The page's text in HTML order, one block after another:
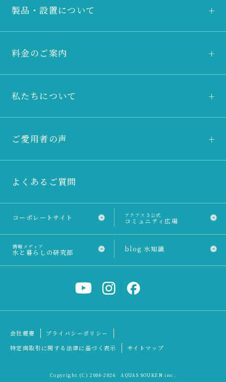
製品・設置について
料金のご案内
私たちについて
ご愛用者の声
よくあるご質問
コーポレートサイト アクアス５公式
コミュニティ広場
情報メディア
水と暮らしの研究部 blog 水知識
会社概要
プライバシーポリシー
特定商取引に関する法律に基づく表示
サイトマップ
Copyright (C) 2006-2026 AQUAS SOUKEN inc.